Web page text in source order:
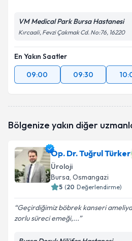
VM Medical Park Bursa Hastanesi
Kırcaali, Fevzi Çakmak Cd. No:76, 16220
En Yakın Saatler
09:00
09:30
Bölgenize yakın diğer
Op. Dr. Tuğrul Türker
Üroloji
Bursa, Osmangazi
5 (20 Değerlendirme)
Geçirdiğimiz böbrek kanseri
zorlu süreci emeği,...